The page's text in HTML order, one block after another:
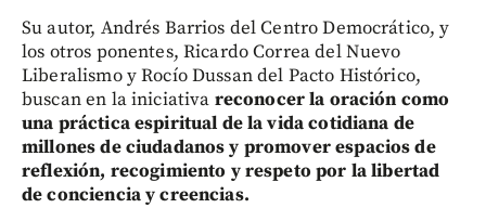
Su autor, Andrés Barrios del Centro Democrático, y
los otros ponentes, Ricardo Correa del Nuevo
Liberalismo y Rocío Dussan del Pacto Histórico,
buscan en la iniciativa reconocer la oración como
una práctica espiritual de la vida cotidiana de
millones de ciudadanos y promover espacios de
reflexión, recogimiento y respeto por la libertad
de conciencia y creencias.